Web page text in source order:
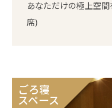
あなただけの極上空
席)
ごろ寝
スペース